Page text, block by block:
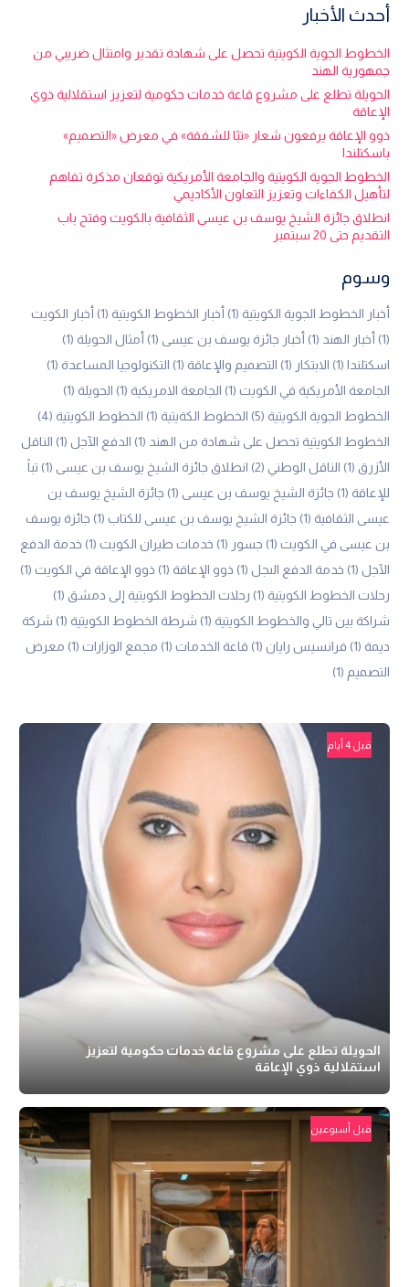
أحدث الأخبار
الخطوط الجوية الكويتية تحصل على شهادة تقدير وامتثال ضريبي من
جمهورية الهند
الحويلة تطلع على مشروع قاعة خدمات حكومية لتعزيز استقلالية ذوي
الإعاقة
ذوو الإعاقة يرفعون شعار «تبًا للشفقة» في معرض «التصميم»
باسكتلندا
الخطوط الجوية الكويتية والجامعة الأمريكية توقعان مذكرة تفاهم
لتأهيل الكفاءات وتعزيز التعاون الأكاديمي
انطلاق جائزة الشيخ يوسف بن عيسى الثقافية بالكويت وفتح باب
التقديم حتى 20 سبتمبر
وسوم
أخبار الخطوط الجوية الكويتية (1) أخبار الخطوط الكويتية (1)
أخبار الكويت
(1)
أخبار الهند (1) أخبار جائزة يوسف بن عيسى (1) أمثال الحويلة (1)
اسكتلندا (1) الابتكار (1) التصميم والإعاقة (1) التكنولوجيا المساعدة (1)
الجامعة الأمريكية في الكويت (1) الجامعة الامريكية (1) الحويلة (1)
الخطوط الجوية الكويتية (5) الخطوط الكةيتية (1) الخطوط الكويتية (4)
الخطوط الكويتية تحصل على شهادة من الهند (1) الدفع الآجل (1)
الناقل
الأزرق (1) الناقل الوطني (2) انطلاق جائزة الشيخ يوسف بن عيسى (1)
تباً
للإعاقة (1) جائزة الشيخ يوسف بن عيسى (1)
جائزة الشيخ يوسف بن
عيسى الثقافية (1) جائزة الشيخ يوسف بن عيسى للكتاب (1)
جائزة يوسف
بن عيسى في الكويت (1) جسور (1) خدمات طيران الكويت (1)
خدمة الدفع
الآجل (1) خدمة الدفع الىجل (1) ذوو الإعاقة (1) ذوو الإعاقة في الكويت (1)
رحلات الخطوط الكويتية (1) رحلات الخطوط الكويتية إلى دمشق (1)
شراكة بين تالي والخطوط الكويتية (1) شرطة الخطوط الكويتية (1)
شركة
ديمة (1) فرانسيس رايان (1) قاعة الخدمات (1) مجمع الوزارات (1)
معرض
التصميم (1)
قبل 4 أيام
الحويلة تطلع على مشروع قاعة خدمات حكومية لتعزيز
استقلالية ذوي الإعاقة
قبل أسبوعين